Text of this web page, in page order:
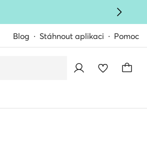
Blog Stáhnout aplikaci Pomoc